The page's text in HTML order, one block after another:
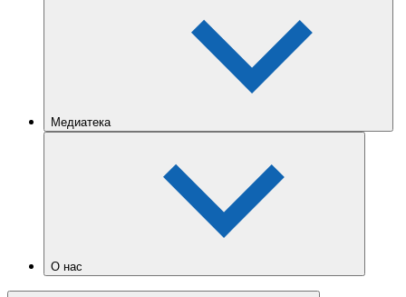
Медиатека
О нас